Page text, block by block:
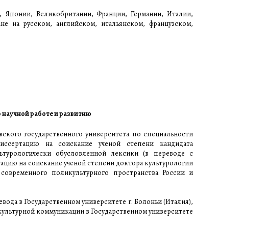
Великобритании, Франции, Германии, Италии,
на русском, английском, итальянском, французском,
работе и развитию
государственного университета по специальности
на соискание ученой степени кандидата
обусловленной лексики (в переводе с
на соискание ученой степени доктора культурологии
поликультурного пространства России и
в Государственном университете г. Болоньи (Италия),
коммуникации в Государственном университете